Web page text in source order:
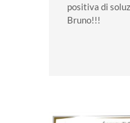
positiva di
Bruno!!!